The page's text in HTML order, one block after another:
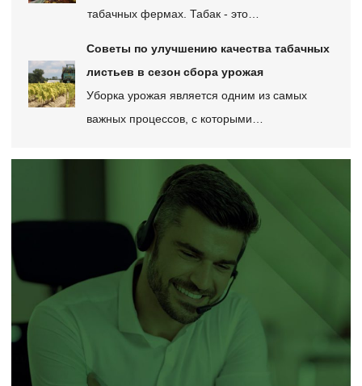
табачных фермах. Табак - это…
Советы по улучшению качества табачных
листьев в сезон сбора урожая
Уборка урожая является одним из самых
важных процессов, с которыми…